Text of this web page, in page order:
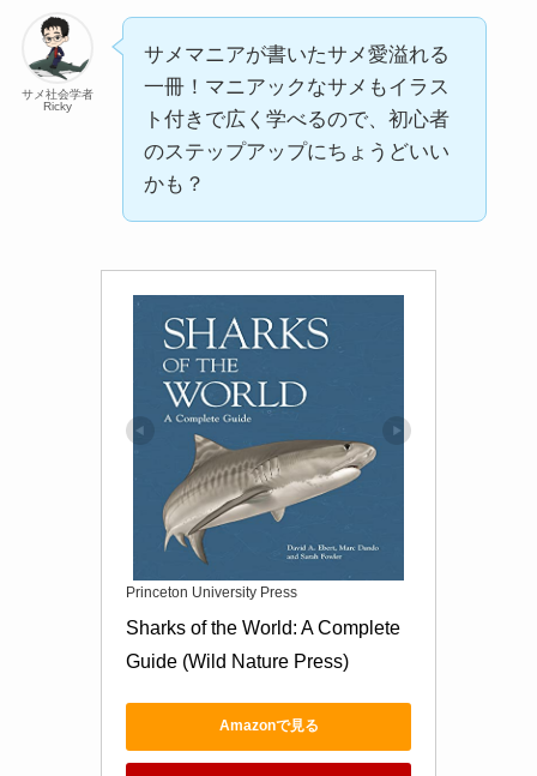
サメ社会学者
Ricky
サメマニアが書いたサメ愛溢れる
一冊！マニアックなサメもイラス
ト付きで広く学べるので、初心者
のステップアップにちょうどいい
かも？
Princeton University Press
Sharks of the World: A Complete
Guide (Wild Nature Press)
Amazonで見る